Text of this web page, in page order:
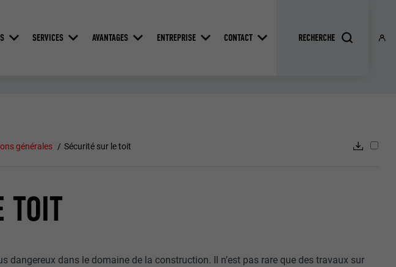
SERVICES AVANTAGES ENTREPRISE CONTACT
générales Sécurité sur le toit
TOIT
dangereux dans le domaine de la construction. Il n’est pas rare que des travaux sur